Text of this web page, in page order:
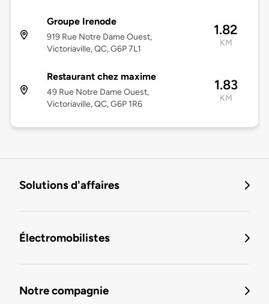
Groupe Irenode
919 Rue Notre Dame Ouest,
Victoriaville, QC, G6P 7L1
1.82
KM
Restaurant chez maxime
49 Rue Notre Dame Ouest,
Victoriaville, QC, G6P 1R6
1.83
KM
Solutions d'affaires
Électromobilistes
Notre compagnie